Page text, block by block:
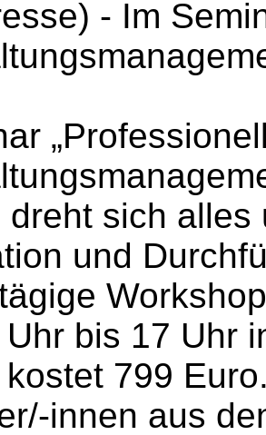
- Im
dreht sich
und
bis 17 Uhr
799
innen aus